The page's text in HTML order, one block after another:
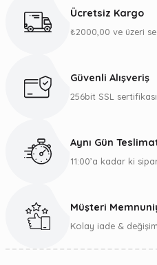
Ücretsiz Kargo
₺2000,00 ve üzeri
Güvenli Alışveriş
256bit SSL
Aynı Gün
11:00’a kadar ki
Müşteri
Kolay iade &